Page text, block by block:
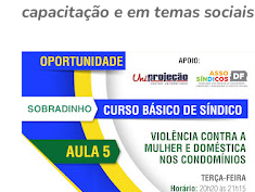
capacitação e em temas